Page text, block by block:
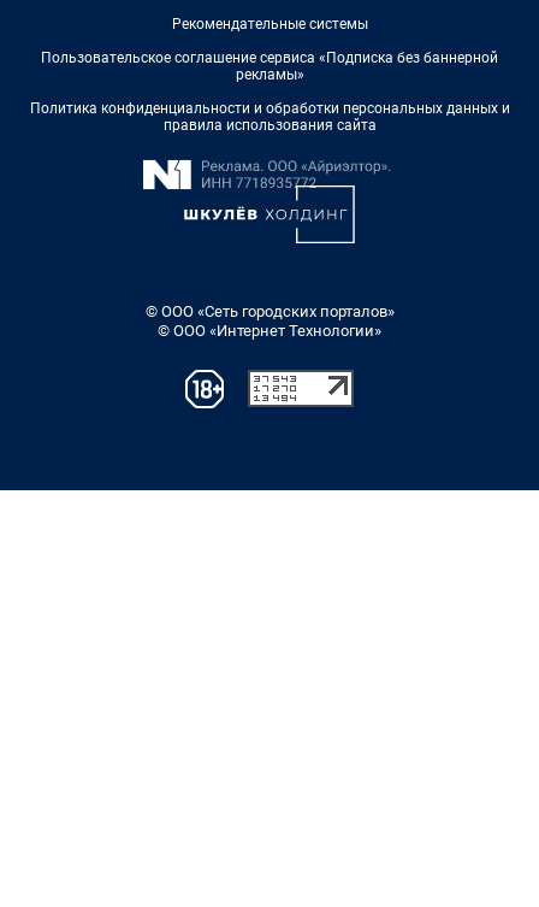
Рекомендательные системы
Пользовательское соглашение сервиса «Подписка без баннерной
рекламы»
Политика конфиденциальности и обработки персональных данных и
правила использования сайта
© ООО «Сеть городских порталов»
© ООО «Интернет Технологии»